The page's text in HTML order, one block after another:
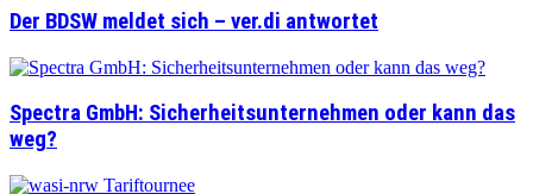
Der BDSW meldet sich – ver.di antwortet
Spectra GmbH: Sicherheitsunternehmen oder kann das
weg?